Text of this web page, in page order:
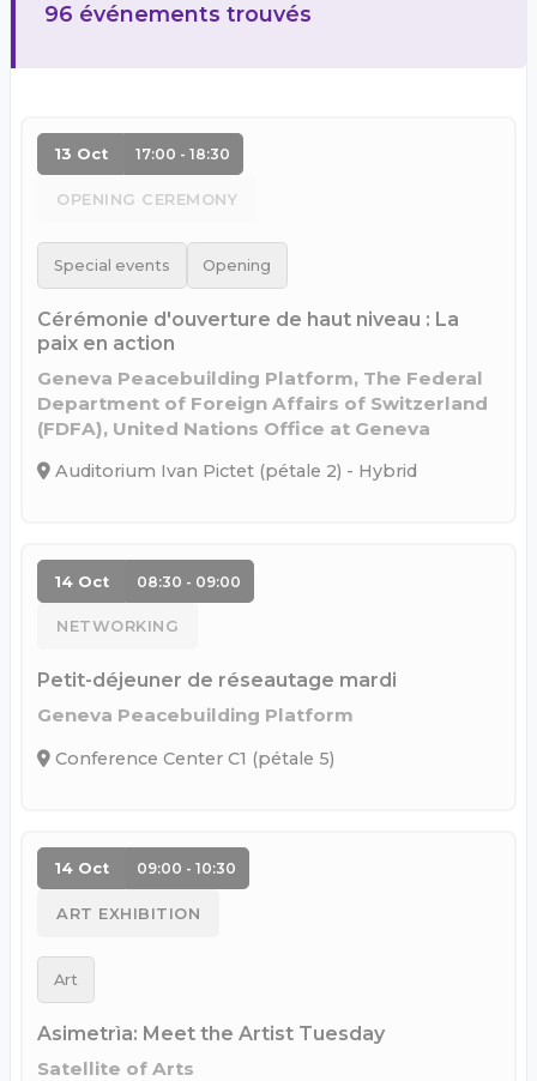
96 événements trouvés
13 Oct 17:00 - 18:30
OPENING CEREMONY
Special events Opening
Cérémonie d'ouverture de haut niveau : La
paix en action
Geneva Peacebuilding Platform, The Federal
Department of Foreign Affairs of Switzerland
(FDFA), United Nations Office at Geneva
Auditorium Ivan Pictet (pétale 2) - Hybrid
14 Oct 08:30 - 09:00
NETWORKING
Petit-déjeuner de réseautage mardi
Geneva Peacebuilding Platform
Conference Center C1 (pétale 5)
14 Oct 09:00 - 10:30
ART EXHIBITION
Art
Asimetrìa: Meet the Artist Tuesday
Satellite of Arts